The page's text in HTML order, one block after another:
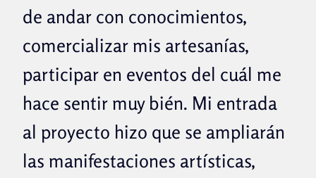
de andar con conocimientos,
comercializar mis artesanías,
participar en eventos del cuál me
hace sentir muy bién. Mi entrada
al proyecto hizo que se ampliarán
las manifestaciones artísticas,